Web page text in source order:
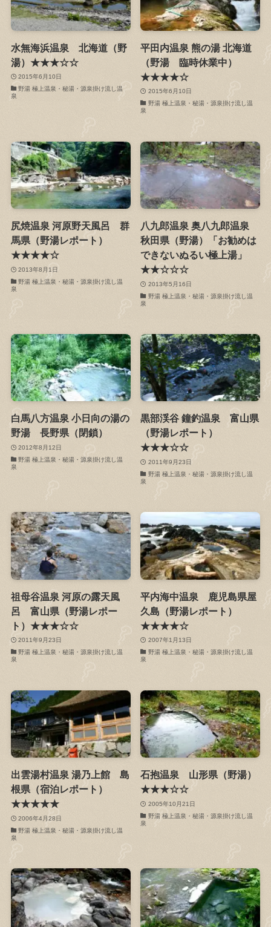
水無海浜温泉 北海道（野
湯）★★★☆☆
2015年6月10日
野湯 極上温泉・秘湯・源泉掛け流し温
泉
平田内温泉 熊の湯 北海道
（野湯 臨時休業中）
★★★★☆
2015年6月10日
野湯 極上温泉・秘湯・源泉掛け流し温
泉
尻焼温泉 河原野天風呂 群
馬県（野湯レポート）
★★★★☆
2013年8月1日
野湯 極上温泉・秘湯・源泉掛け流し温
泉
八九郎温泉 奥八九郎温泉
秋田県（野湯）「お勧めは
できないぬるい極上湯」
★★☆☆☆
2013年5月16日
野湯 極上温泉・秘湯・源泉掛け流し温
泉
白馬八方温泉 小日向の湯の
野湯 長野県（閉鎖）
2012年8月12日
野湯 極上温泉・秘湯・源泉掛け流し温
泉
黒部渓谷 鐘釣温泉 富山県
（野湯レポート）
★★★☆☆
2011年9月23日
野湯 極上温泉・秘湯・源泉掛け流し温
泉
祖母谷温泉 河原の露天風
呂 富山県（野湯レポー
ト）★★★☆☆
2011年9月23日
野湯 極上温泉・秘湯・源泉掛け流し温
泉
平内海中温泉 鹿児島県屋
久島（野湯レポート）
★★★★☆
2007年1月13日
野湯 極上温泉・秘湯・源泉掛け流し温
泉
出雲湯村温泉 湯乃上館 島
根県（宿泊レポート）
★★★★★
2006年4月28日
野湯 極上温泉・秘湯・源泉掛け流し温
泉
石抱温泉 山形県（野湯）
★★★☆☆
2005年10月21日
野湯 極上温泉・秘湯・源泉掛け流し温
泉